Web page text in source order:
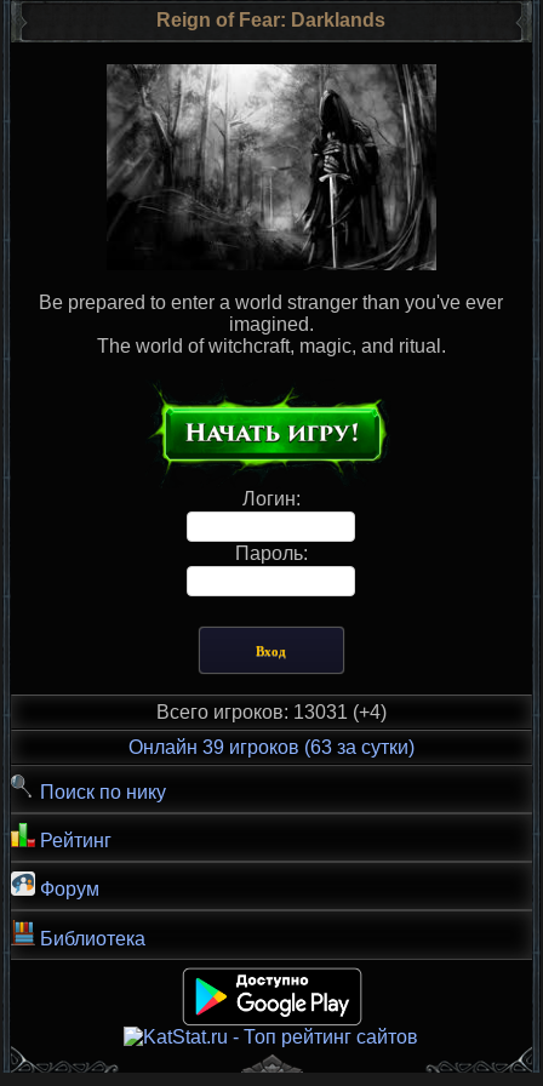
Reign of Fear: Darklands
Be prepared to enter a world stranger than you've ever
imagined.
The world of witchcraft, magic, and ritual.
Логин:
Пароль:
Всего игроков: 13031 (+4)
Онлайн 39 игроков (63 за сутки)
Поиск по нику
Рейтинг
Форум
Библиотека